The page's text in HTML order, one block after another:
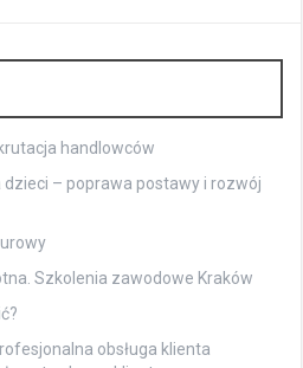
handlowców
dzieci – poprawa postawy i rozwój
Szkolenia zawodowe Kraków
obsługa klienta